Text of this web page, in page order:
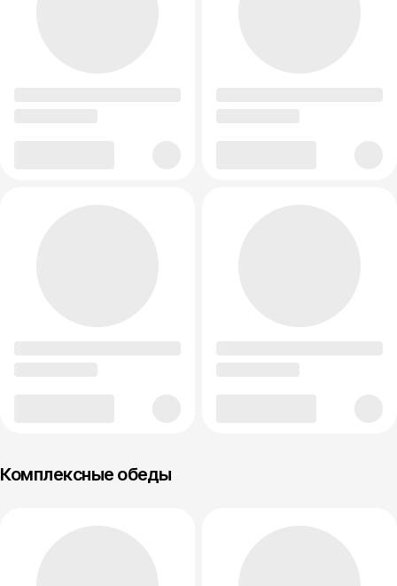
Комплексные обеды